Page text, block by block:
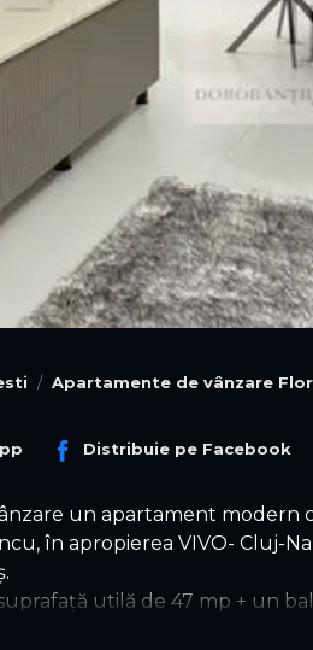
Apartamente de vânzare
Distribuie pe Facebook
un apartament modern
în apropierea VIVO- Cluj-
utilă de 47 mp + un